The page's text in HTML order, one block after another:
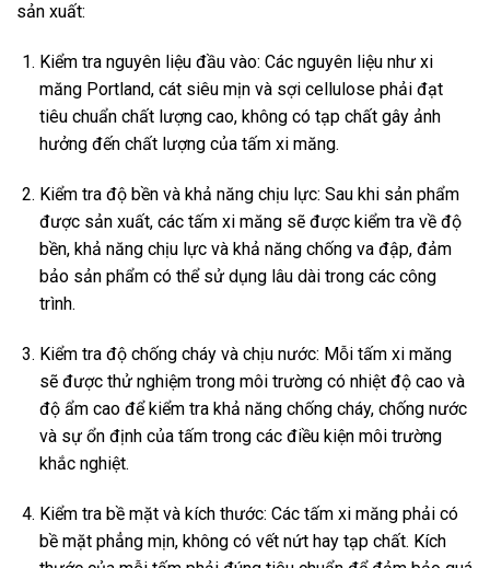
sản xuất:
Kiểm tra nguyên liệu đầu vào: Các nguyên liệu như xi
măng Portland, cát siêu mịn và sợi cellulose phải đạt
tiêu chuẩn chất lượng cao, không có tạp chất gây ảnh
hưởng đến chất lượng của tấm xi măng.
Kiểm tra độ bền và khả năng chịu lực: Sau khi sản phẩm
được sản xuất, các tấm xi măng sẽ được kiểm tra về độ
bền, khả năng chịu lực và khả năng chống va đập, đảm
bảo sản phẩm có thể sử dụng lâu dài trong các công
trình.
Kiểm tra độ chống cháy và chịu nước: Mỗi tấm xi măng
sẽ được thử nghiệm trong môi trường có nhiệt độ cao và
độ ẩm cao để kiểm tra khả năng chống cháy, chống nước
và sự ổn định của tấm trong các điều kiện môi trường
khắc nghiệt.
Kiểm tra bề mặt và kích thước: Các tấm xi măng phải có
bề mặt phẳng mịn, không có vết nứt hay tạp chất. Kích